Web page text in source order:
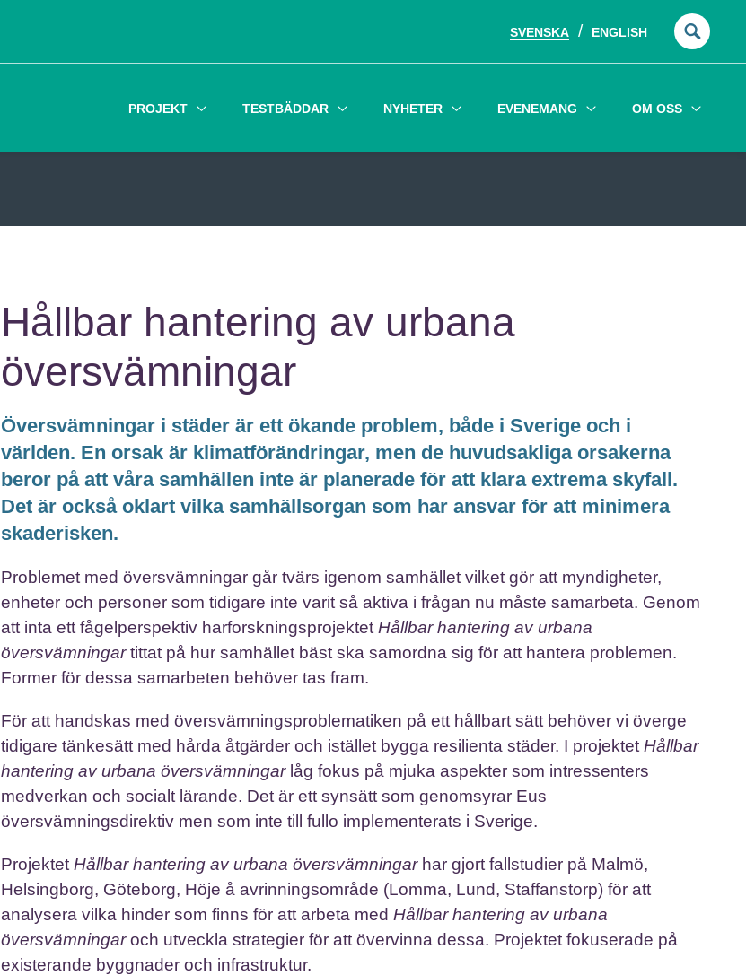
SVENSKA ENGLISH
Sök
PROJEKT TESTBÄDDAR NYHETER EVENEMANG OM OSS
Hållbar hantering av urbana
översvämningar
Översvämningar i städer är ett ökande problem, både i Sverige och i
världen. En orsak är klimatförändringar, men de huvudsakliga orsakerna
beror på att våra samhällen inte är planerade för att klara extrema skyfall.
Det är också oklart vilka samhällsorgan som har ansvar för att minimera
skaderisken.
Problemet med översvämningar går tvärs igenom samhället vilket gör att myndigheter,
enheter och personer som tidigare inte varit så aktiva i frågan nu måste samarbeta. Genom
att inta ett fågelperspektiv harforskningsprojektet Hållbar hantering av urbana
översvämningartittat på hur samhället bäst ska samordna sig för att hantera problemen.
Former för dessa samarbeten behöver tas fram.
För att handskas med översvämningsproblematiken på ett hållbart sätt behöver vi överge
tidigare tänkesätt med hårda åtgärder och istället bygga resilienta städer. I projektet Hållbar
hantering av urbana översvämningarlåg fokus på mjuka aspekter som intressenters
medverkan och socialt lärande. Det är ett synsätt som genomsyrar Eus
översvämningsdirektiv men som inte till fullo implementerats i Sverige.
Projektet Hållbar hantering av urbana översvämningarhar gjort fallstudier på Malmö,
Helsingborg, Göteborg, Höje å avrinningsområde (Lomma, Lund, Staffanstorp) för att
analysera vilka hinder som finns för att arbeta med Hållbar hantering av urbana
översvämningaroch utveckla strategier för att övervinna dessa. Projektet fokuserade på
existerande byggnader och infrastruktur.